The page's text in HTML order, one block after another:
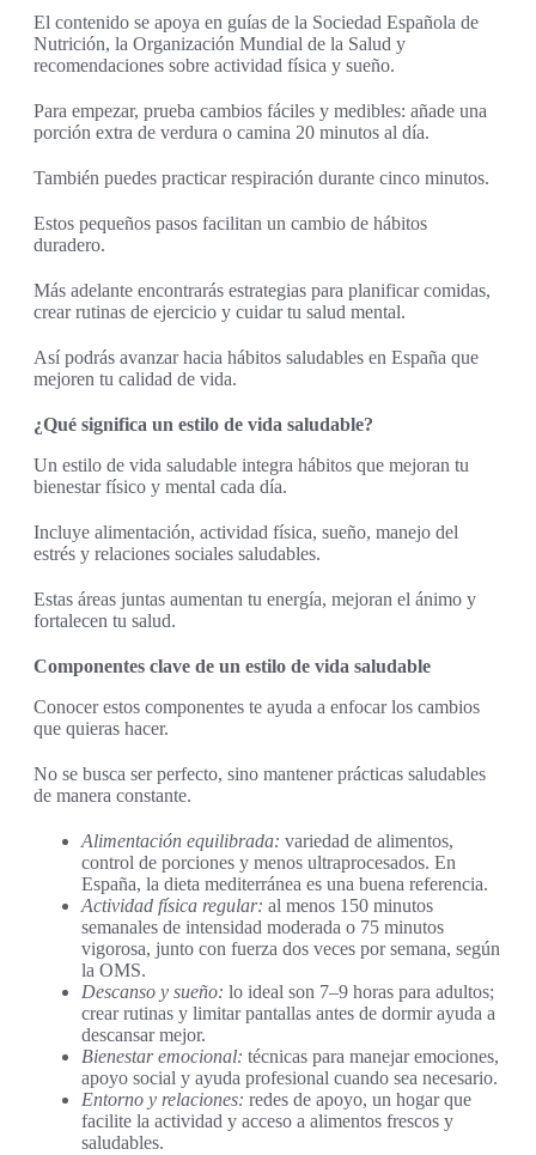
El contenido se apoya en guías de la Sociedad Española de
Nutrición, la Organización Mundial de la Salud y
recomendaciones sobre actividad física y sueño.
Para empezar, prueba cambios fáciles y medibles: añade una
porción extra de verdura o camina 20 minutos al día.
También puedes practicar respiración durante cinco minutos.
Estos pequeños pasos facilitan un cambio de hábitos
duradero.
Más adelante encontrarás estrategias para planificar comidas,
crear rutinas de ejercicio y cuidar tu salud mental.
Así podrás avanzar hacia hábitos saludables en España que
mejoren tu calidad de vida.
¿Qué significa un estilo de vida saludable?
Un estilo de vida saludable integra hábitos que mejoran tu
bienestar físico y mental cada día.
Incluye alimentación, actividad física, sueño, manejo del
estrés y relaciones sociales saludables.
Estas áreas juntas aumentan tu energía, mejoran el ánimo y
fortalecen tu salud.
Componentes clave de un estilo de vida saludable
Conocer estos componentes te ayuda a enfocar los cambios
que quieras hacer.
No se busca ser perfecto, sino mantener prácticas saludables
de manera constante.
Alimentación equilibrada: variedad de alimentos,
control de porciones y menos ultraprocesados. En
España, la dieta mediterránea es una buena referencia.
Actividad física regular: al menos 150 minutos
semanales de intensidad moderada o 75 minutos
vigorosa, junto con fuerza dos veces por semana, según
la OMS.
Descanso y sueño: lo ideal son 7–9 horas para adultos;
crear rutinas y limitar pantallas antes de dormir ayuda a
descansar mejor.
Bienestar emocional: técnicas para manejar emociones,
apoyo social y ayuda profesional cuando sea necesario.
Entorno y relaciones: redes de apoyo, un hogar que
facilite la actividad y acceso a alimentos frescos y
saludables.